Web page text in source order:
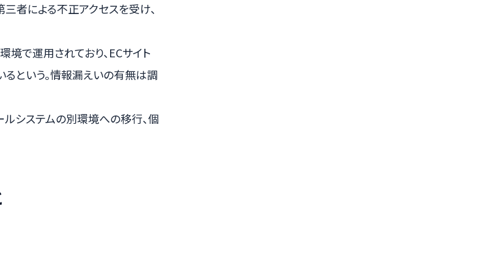
者による不正アクセスを受け、
で運用されており、ECサイト
という。情報漏えいの有無は調
システムの別環境への移行、個